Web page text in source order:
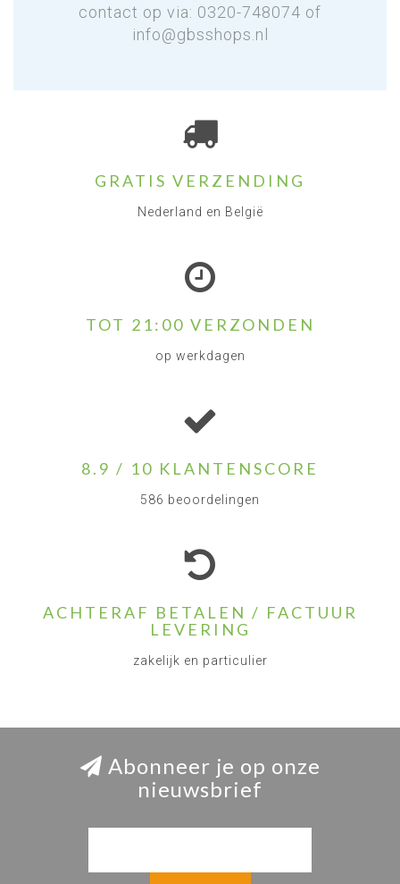
contact op via: 0320-748074 of
info@gbsshops.nl
GRATIS VERZENDING
Nederland en België
TOT 21:00 VERZONDEN
op werkdagen
8.9 / 10 KLANTENSCORE
586 beoordelingen
ACHTERAF BETALEN / FACTUUR
LEVERING
zakelijk en particulier
Abonneer je op onze
nieuwsbrief